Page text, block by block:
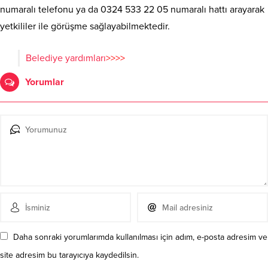
numaralı telefonu ya da 0324 533 22 05 numaralı hattı arayarak
yetkililer ile görüşme sağlayabilmektedir.
Belediye yardımları>>>>
Yorumlar
Daha sonraki yorumlarımda kullanılması için adım, e-posta adresim ve
site adresim bu tarayıcıya kaydedilsin.